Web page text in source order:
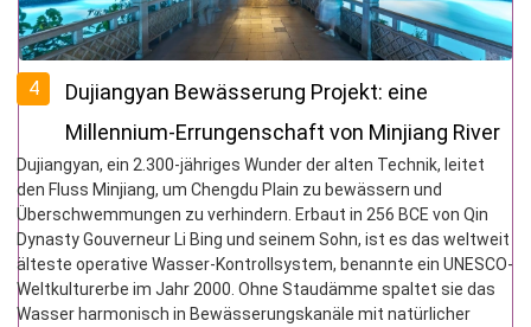
4
Dujiangyan Bewässerung Projekt: eine
Millennium-Errungenschaft von Minjiang River
Flut zur Quelle von Tianfu
Dujiangyan, ein 2.300-jähriges Wunder der alten Technik, leitet
den Fluss Minjiang, um Chengdu Plain zu bewässern und
Überschwemmungen zu verhindern. Erbaut in 256 BCE von Qin
Dynasty Gouverneur Li Bing und seinem Sohn, ist es das weltweit
älteste operative Wasser-Kontrollsystem, benannte ein UNESCO-
Weltkulturerbe im Jahr 2000. Ohne Staudämme spaltet sie das
Wasser harmonisch in Bewässerungskanäle mit natürlicher